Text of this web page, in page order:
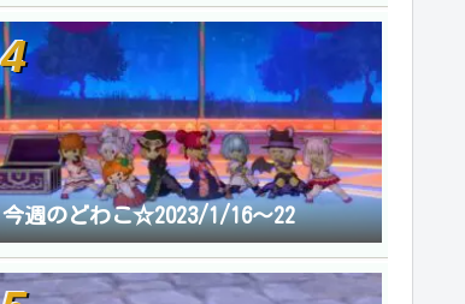
今週のどわこ☆2023/1/16～22